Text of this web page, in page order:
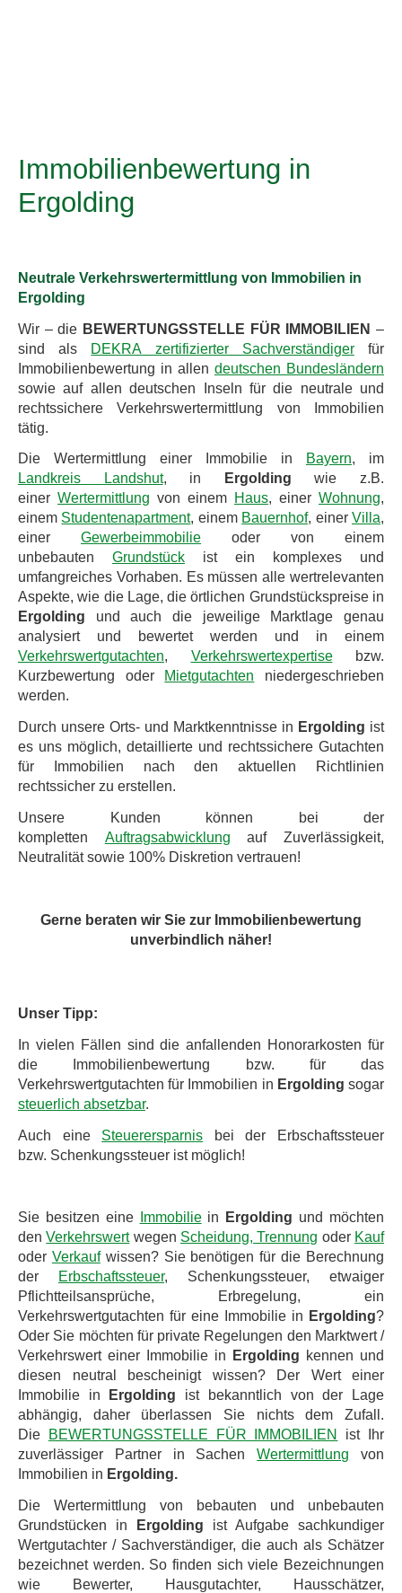
Immobilienbewertung in
Ergolding
Neutrale Verkehrswertermittlung von Immobilien in
Ergolding
Wir – die BEWERTUNGSSTELLE FÜR IMMOBILIEN –
sind als DEKRA zertifizierter Sachverständigerfür
Immobilienbewertung in allen deutschen Bundesländern
sowie auf allen deutschen Inseln für die neutrale und
rechtssichere Verkehrswertermittlung von Immobilien
tätig.
Die Wertermittlung einer Immobilie in Bayern, im
Landkreis Landshut, in Ergolding wie z.B.
einer Wertermittlung von einem Haus, einer Wohnung,
einem Studentenapartment, einem Bauernhof, einerVilla,
einer Gewerbeimmobilie oder von einem
unbebauten Grundstück ist ein komplexes und
umfangreiches Vorhaben. Es müssen alle wertrelevanten
Aspekte, wie die Lage, die örtlichen Grundstückspreise in
Ergolding und auch die jeweilige Marktlage genau
analysiert und bewertet werden und in einem
Verkehrswertgutachten, Verkehrswertexpertisebzw.
Kurzbewertung oder Mietgutachten niedergeschrieben
werden.
Durch unsere Orts- und Marktkenntnisse in Ergolding ist
es uns möglich, detaillierte und rechtssichere Gutachten
für Immobilien nach den aktuellen Richtlinien
rechtssicher zu erstellen.
Unsere Kunden können bei der
kompletten Auftragsabwicklung auf Zuverlässigkeit,
Neutralität sowie 100% Diskretion vertrauen!
Gerne beraten wir Sie zur Immobilienbewertung
unverbindlich näher!
Unser Tipp:
In vielen Fällen sind die anfallenden Honorarkosten für
die Immobilienbewertung bzw. für das
Verkehrswertgutachten für Immobilien in Ergolding sogar
steuerlich absetzbar.
Auch eine Steuerersparnis bei der Erbschaftssteuer
bzw. Schenkungssteuer ist möglich!
Sie besitzen eine Immobiliein Ergolding und möchten
denVerkehrswertwegen Scheidung, Trennung oder Kauf
oder Verkaufwissen? Sie benötigen für die Berechnung
der
Erbschaftssteuer, Schenkungssteuer, etwaiger
Pflichtteilsansprüche, Erbregelung, ein
Verkehrswertgutachten für eine Immobilie in Ergolding?
Oder Sie möchten für private Regelungen den Marktwert /
Verkehrswert einer Immobilie in
Ergolding kennen und
diesen neutral bescheinigt wissen? Der Wert einer
Immobilie in
Ergolding ist bekanntlich von der Lage
abhängig, daher überlassen Sie nichts dem Zufall.
Die
BEWERTUNGSSTELLE FÜR IMMOBILIEN
ist Ihr
zuverlässiger Partner in SachenWertermittlung von
Immobilien in Ergolding.
Die Wertermittlung von bebauten und unbebauten
Grundstücken in
Ergolding ist Aufgabe sachkundiger
Wertgutachter / Sachverständiger, die auch als Schätzer
bezeichnet werden. So finden sich viele Bezeichnungen
wie Bewerter, Hausgutachter, Hausschätzer,